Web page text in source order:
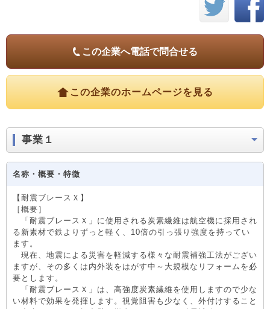
この企業へ電話で問合せる
この企業のホームページを見る
事業１
名称・概要・特徴
【耐震ブレースＸ】
［概要］
「耐震ブレースＸ」に使用される炭素繊維は航空機に採用され
る新素材で鉄よりずっと軽く、10倍の引っ張り強度を持ってい
ます。
現在、地震による災害を軽減する様々な耐震補強工法がござい
ますが、その多くは内外装をはがす中～大規模なリフォームを必
要とします。
「耐震ブレースＸ」は、高強度炭素繊維を使用しますので少な
い材料で効果を発揮します。視覚阻害も少なく、外付けすること